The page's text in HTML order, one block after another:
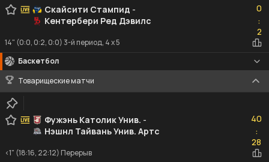
Скайсити Стампид -
Кентербери Ред Дэвилс
0
:2
2
14" (0:0, 0:2, 0:0) 3-й период, 4 x 5
Баскетбол
Товарищеские матчи
Фужэнь Католик Унив. -
Нэшнл Тайвань Унив. Артс
40
:28
28
<1" (18:16, 22:12) Перерыв